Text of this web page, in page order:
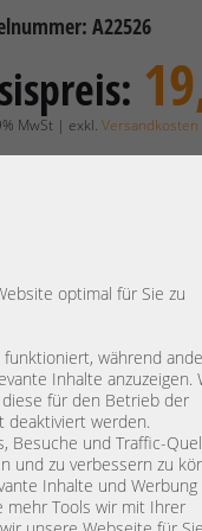
optimal für Sie zu
während
Inhalte anzuzeigen.
für den Betrieb der
deaktiviert werden.
Besuche und Traffic-
und zu verbessern zu
Inhalte und Werbung
mehr Tools wir mit Ihrer
A22526
MwSt | exkl.Versandkosten
Lieferzeit:
/ OEM: Micron /
PC3-
DDR3-
4 GB
/ Timings: 1Rx4 / 9-
Y
4GB